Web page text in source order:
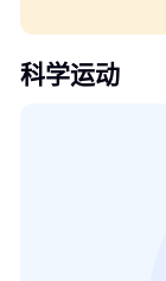
科学运动